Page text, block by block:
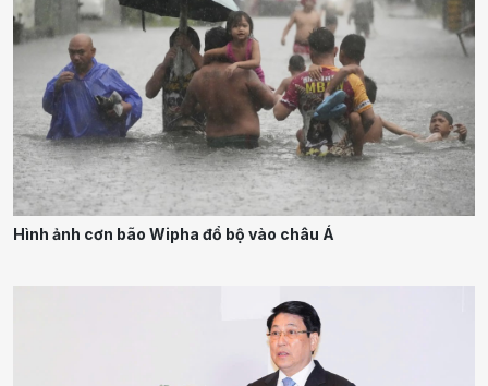
Hình ảnh cơn bão Wipha đổ bộ vào châu Á